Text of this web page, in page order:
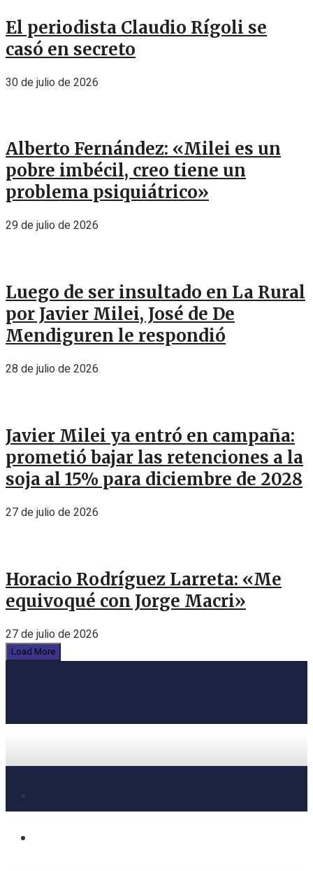
El periodista Claudio Rígoli se
casó en secreto
30 de julio de 2026
Alberto Fernández: «Milei es un
pobre imbécil, creo tiene un
problema psiquiátrico»
29 de julio de 2026
Luego de ser insultado en La Rural
por Javier Milei, José de De
Mendiguren le respondió
28 de julio de 2026
Javier Milei ya entró en campaña:
prometió bajar las retenciones a la
soja al 15% para diciembre de 2028
27 de julio de 2026
Horacio Rodríguez Larreta: «Me
equivoqué con Jorge Macri»
27 de julio de 2026
Load More